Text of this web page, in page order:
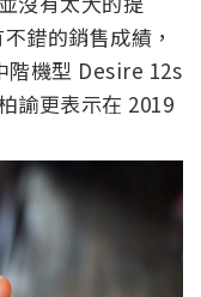
錯的銷售成績，
階機型 Desire 12s
諭更表示在 2019